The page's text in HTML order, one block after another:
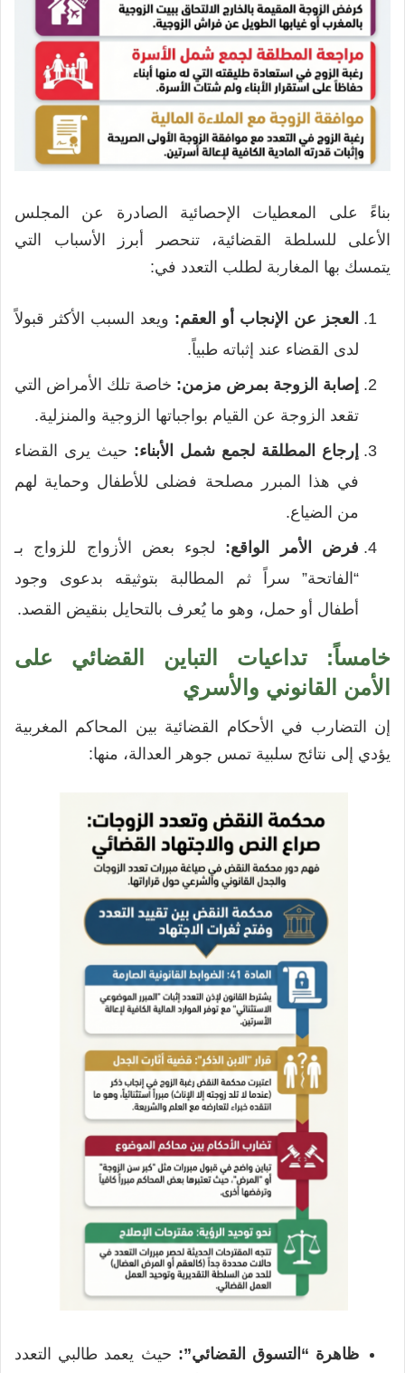
بناءً على المعطيات الإحصائية الصادرة عن المجلس
الأعلى للسلطة القضائية، تنحصر أبرز الأسباب التي
يتمسك بها المغاربة لطلب التعدد في:
العجز عن الإنجاب أو العقم: ويعد السبب الأكثر قبولاً
لدى القضاء عند إثباته طبياً.
إصابة الزوجة بمرض مزمن: خاصة تلك الأمراض التي
تقعد الزوجة عن القيام بواجباتها الزوجية والمنزلية.
إرجاع المطلقة لجمع شمل الأبناء: حيث يرى القضاء
في هذا المبرر مصلحة فضلى للأطفال وحماية لهم
من الضياع.
فرض الأمر الواقع: لجوء بعض الأزواج للزواج بـ
“الفاتحة” سراً ثم المطالبة بتوثيقه بدعوى وجود
أطفال أو حمل، وهو ما يُعرف بالتحايل بنقيض القصد.
خامساً: تداعيات التباين القضائي على
الأمن القانوني والأسري
إن التضارب في الأحكام القضائية بين المحاكم المغربية
يؤدي إلى نتائج سلبية تمس جوهر العدالة، منها:
ظاهرة “التسوق القضائي”: حيث يعمد طالبي التعدد